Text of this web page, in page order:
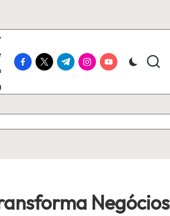
facebook.com
twitter.com
t.me instagram.com
youtube.com
Negócios